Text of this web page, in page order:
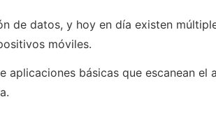
de datos, y hoy en día existen
móviles.
básicas que escanean el